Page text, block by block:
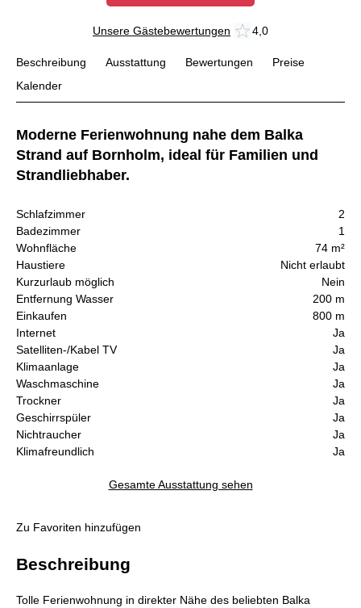
Unsere Gästebewertungen 4,0
Beschreibung Ausstattung Bewertungen
Preise
Kalender
Moderne Ferienwohnung nahe dem Balka
Strand auf Bornholm, ideal für Familien und
Strandliebhaber.
Schlafzimmer
2
Badezimmer
1
Wohnfläche
74 m²
Haustiere
Nicht erlaubt
Kurzurlaub möglich
Nein
Entfernung Wasser
200 m
Einkaufen
800 m
Internet
Ja
Satelliten-/Kabel TV
Ja
Klimaanlage
Ja
Waschmaschine
Ja
Trockner
Ja
Geschirrspüler
Ja
Nichtraucher
Ja
Klimafreundlich
Ja
Gesamte Ausstattung sehen
Zu Favoriten hinzufügen
Beschreibung
Tolle Ferienwohnung in direkter Nähe des beliebten Balka